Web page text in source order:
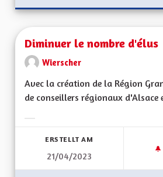
Diminuer le nombre d'élus
Wierscher
Avec la création de la Région
de conseillers régionaux d'Alsace
ERSTELLT AM
21/04/2023